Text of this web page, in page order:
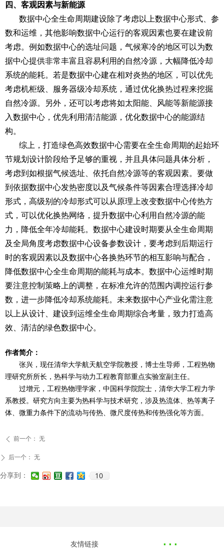
四、客观因素与新能源
数据中心全生命周期建设除了考虑以上数据中心形式、参
数和运维，其他影响数据中心运行的客观因素也要在建设前
考虑。例如数据中心的选址问题，气候寒冷的地区可以为数
据中心提供非常丰富且容易利用的自然冷源，大幅降低冷却
系统的能耗。若是数据中心建在相对炎热的地区，可以优先
考虑机柜级、服务器级冷却系统，通过优化换热过程来挖掘
自然冷源。另外，还可以考虑将如太阳能、风能等新能源接
入数据中心，优先利用清洁能源，优化数据中心的能源结
构。
综上，打造绿色高效数据中心需要在全生命周期的起始环
节规划设计阶段给予足够的重视，并且具体问题具体分析，
考虑到如根据气候选址、依托自然冷源等的客观因素。要做
到依据数据中心发热密度以及气候条件等因素合理选择冷却
形式，高级别的冷却形式可以从原理上改变数据中心传热方
式，可以优化换热网络，提升数据中心利用自然冷源的能
力，降低全年冷却能耗。数据中心建设时期要从全生命周期
及全局角度考虑数据中心设备参数设计，要考虑到后期运行
时的客观因素以及数据中心各换热环节的相互影响与配合，
降低数据中心全生命周期的能耗与成本。数据中心运维时期
要注意控制策略上的调整，在标准允许的范围内调控运行参
数，进一步降低冷却系统能耗。未来数据中心产业化需注意
以上从设计、建设到运维全生命周期综合考量，致力打造高
效、清洁的绿色数据中心。
作者简介：
张兴，现任清华大学航天航空学院教授，博士生导师，工程热物
理研究所所长，热科学与动力工程教育部重点实验室副主任。
过增元，工程热物理学家，中国科学院院士，清华大学工程力学
系教授。研究方向主要为热科学与技术研究，涉及热流体、热等离子
体、微重力条件下的流动与传热、微尺度传热和传热强化等方面。
ꄴ 前一个： 无
ꄲ 后一个： 无
分享到： 10
友情链接 ···